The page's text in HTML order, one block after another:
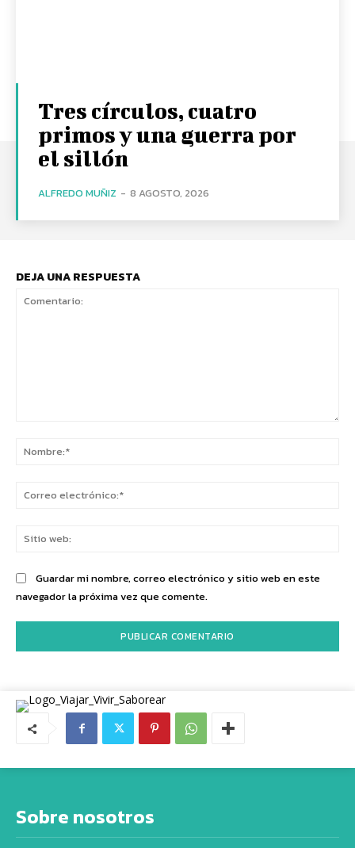
Tres círculos, cuatro
primos y una guerra por
el sillón
ALFREDO MUÑIZ - 8 AGOSTO, 2026
DEJA UNA RESPUESTA
Guardar mi nombre, correo electrónico y sitio web en este
navegador la próxima vez que comente.
Sobre nosotros